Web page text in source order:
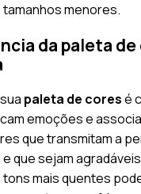
menores.
da paleta de
paleta de coresé
emoções e
que transmitam a
e que sejam
tons mais quentes